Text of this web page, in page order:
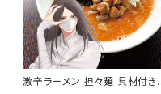
激辛ラーメン 担々麺 具材付き